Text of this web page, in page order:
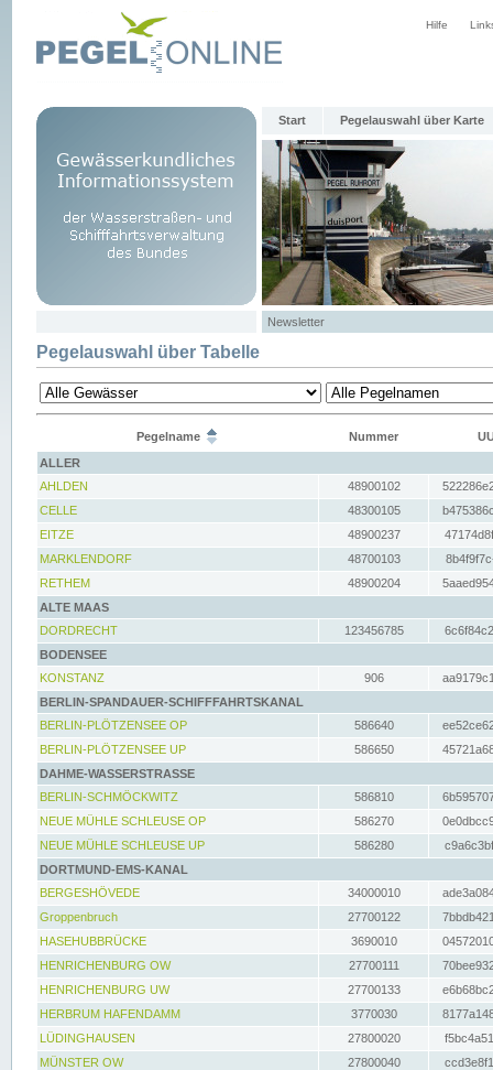
Hilfe
Start Pegelauswahl über Karte
Newsletter
Pegelauswahl über Tabelle
Pegelname Nummer
ALLER
AHLDEN
48900102
CELLE
48300105
EITZE
48900237
MARKLENDORF
48700103
RETHEM
48900204
ALTE MAAS
DORDRECHT
123456785
BODENSEE
KONSTANZ
906
BERLIN-SPANDAUER-SCHIFFFAHRTSKANAL
BERLIN-PLÖTZENSEE OP
586640
BERLIN-PLÖTZENSEE UP
586650
DAHME-WASSERSTRASSE
BERLIN-SCHMÖCKWITZ
586810
NEUE MÜHLE SCHLEUSE OP
586270
NEUE MÜHLE SCHLEUSE UP
586280
DORTMUND-EMS-KANAL
BERGESHÖVEDE
34000010
Groppenbruch
27700122
HASEHUBBRÜCKE
3690010
HENRICHENBURG OW
27700111
HENRICHENBURG UW
27700133
HERBRUM HAFENDAMM
3770030
LÜDINGHAUSEN
27800020
MÜNSTER OW
27800040